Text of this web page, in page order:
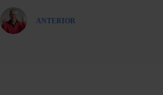
ANTERIOR